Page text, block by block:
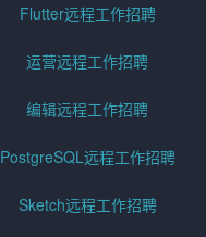
Flutter远程工作招聘
运营远程工作招聘
编辑远程工作招聘
PostgreSQL远程工作招聘
Sketch远程工作招聘